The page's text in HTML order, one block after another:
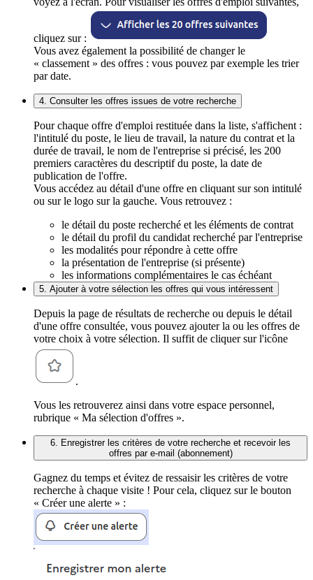
cliquez sur :
Vous avez également la possibilité de changer le
« classement » des offres : vous pouvez par exemple les trier
par date.
4. Consulter les offres issues de votre recherche
Pour chaque offre d'emploi restituée dans la liste, s'affichent :
l'intitulé du poste, le lieu de travail, la nature du contrat et la
durée de travail, le nom de l'entreprise si précisé, les 200
premiers caractères du descriptif du poste, la date de
publication de l'offre.
Vous accédez au détail d'une offre en cliquant sur son intitulé
ou sur le logo sur la gauche. Vous retrouvez :
le détail du poste recherché et les éléments de contrat
le détail du profil du candidat recherché par l'entreprise
les modalités pour répondre à cette offre
la présentation de l'entreprise (si présente)
les informations complémentaires le cas échéant
5. Ajouter à votre sélection les offres qui vous intéressent
Depuis la page de résultats de recherche ou depuis le détail
d'une offre consultée, vous pouvez ajouter la ou les offres de
votre choix à votre sélection. Il suffit de cliquer sur l'icône
.
Vous les retrouverez ainsi dans votre espace personnel,
rubrique « Ma sélection d'offres ».
6. Enregistrer les critères de votre recherche et recevoir les
offres par e-mail (abonnement)
Gagnez du temps et évitez de ressaisir les critères de votre
recherche à chaque visite ! Pour cela, cliquez sur le bouton
« Créer une alerte » :